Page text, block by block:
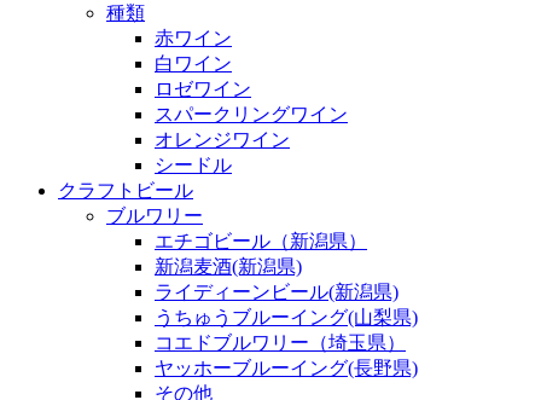
種類
赤ワイン
白ワイン
ロゼワイン
スパークリングワイン
オレンジワイン
シードル
クラフトビール
ブルワリー
エチゴビール（新潟県）
新潟麦酒(新潟県)
ライディーンビール(新潟県)
うちゅうブルーイング(山梨県)
コエドブルワリー（埼玉県）
ヤッホーブルーイング(長野県)
その他